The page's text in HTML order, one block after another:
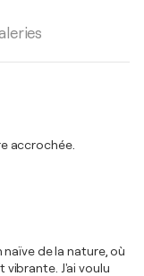
accrochée.
de la nature, où
J'ai voulu